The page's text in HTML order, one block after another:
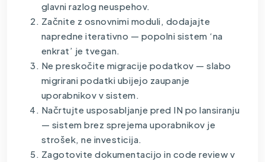
glavni razlog neuspehov.
Začnite z osnovnimi moduli, dodajajte
napredne iterativno — popolni sistem ‘na
enkrat’ je tvegan.
Ne preskočite migracije podatkov — slabo
migrirani podatki ubijejo zaupanje
uporabnikov v sistem.
Načrtujte usposabljanje pred IN po lansiranju
— sistem brez sprejema uporabnikov je
strošek, ne investicija.
Zagotovite dokumentacijo in code review v